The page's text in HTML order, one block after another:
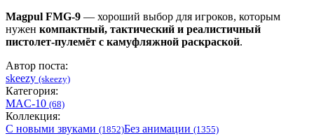
Magpul FMG-9 — хороший выбор для игроков, которым
нужен компактный, тактический и реалистичный
пистолет-пулемёт с камуфляжной раскраской.
Автор поста:
skeezy (skeezy)
Категория:
MAC-10 (68)
Коллекция:
С новыми звуками (1852)Без анимации (1355)